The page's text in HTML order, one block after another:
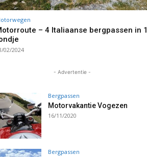
– 4 Italiaanse bergpassen in 1
02/2024
- Advertentie -
Bergpassen
Motorvakantie Vogezen
16/11/2020
Bergpassen